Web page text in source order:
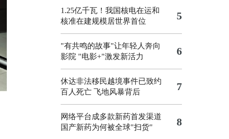
1.25亿千瓦！我国核电在运和
核准在建规模居世界首位
5
"有共鸣的故事"让年轻人奔向
影院 "电影+"激发新活力 6
休达非法移民越境事件已致约
百人死亡 飞地风暴背后 7
网络平台成多款新药首发渠道
国产新药为何被全球"扫货"
8